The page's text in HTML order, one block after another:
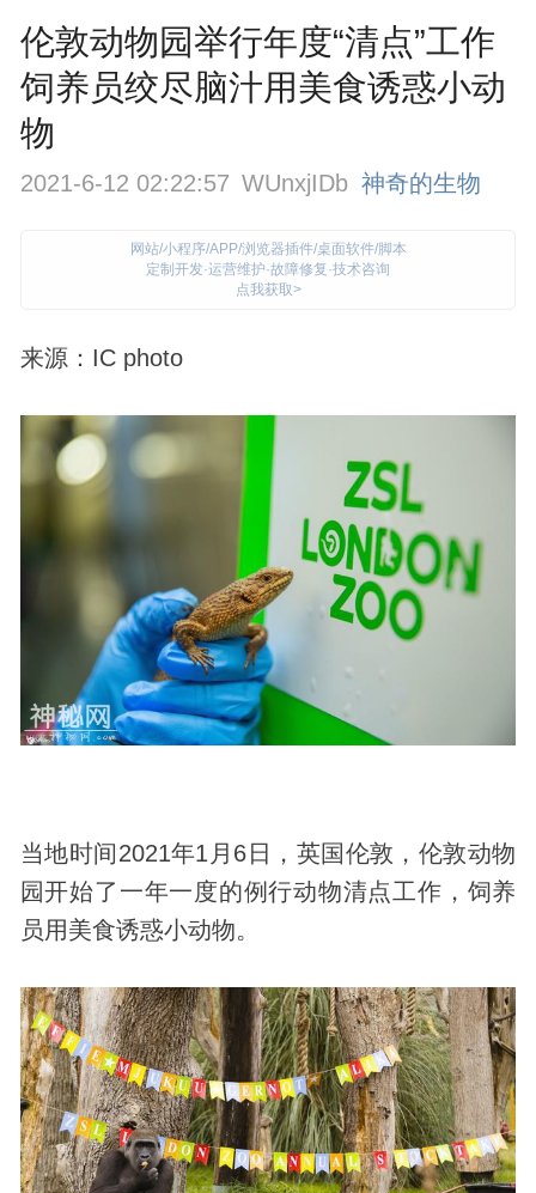
伦敦动物园举行年度“清点”工作
饲养员绞尽脑汁用美食诱惑小动
物
2021-6-12 02:22:57 WUnxjIDb 神奇的生物
网站/小程序/APP/浏览器插件/桌面软件/脚本
定制开发·运营维护·故障修复·技术咨询
点我获取>
来源：IC photo
当地时间2021年1月6日，英国伦敦，伦敦动物
园开始了一年一度的例行动物清点工作，饲养
员用美食诱惑小动物。